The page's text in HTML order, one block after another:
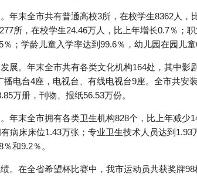
年末全市共有普通高校3所，在校学生8362人
所，在校学生24.46万人，比上年增长0.7％；
％；学龄儿童入学率达到99.6％，幼儿园在园儿童
展。年末全市共有各类文化机构164处，其中
播电台4座，电视台、有线电视台9座。全市共安
万册，刊物、报纸56.53万份。
年末全市拥有各类卫生机构828个，比上年减
病床床位1.43万张；专业卫生技术人员达到
和9.2％。
。在全省希望杯比赛中，我市运动员共获奖牌98